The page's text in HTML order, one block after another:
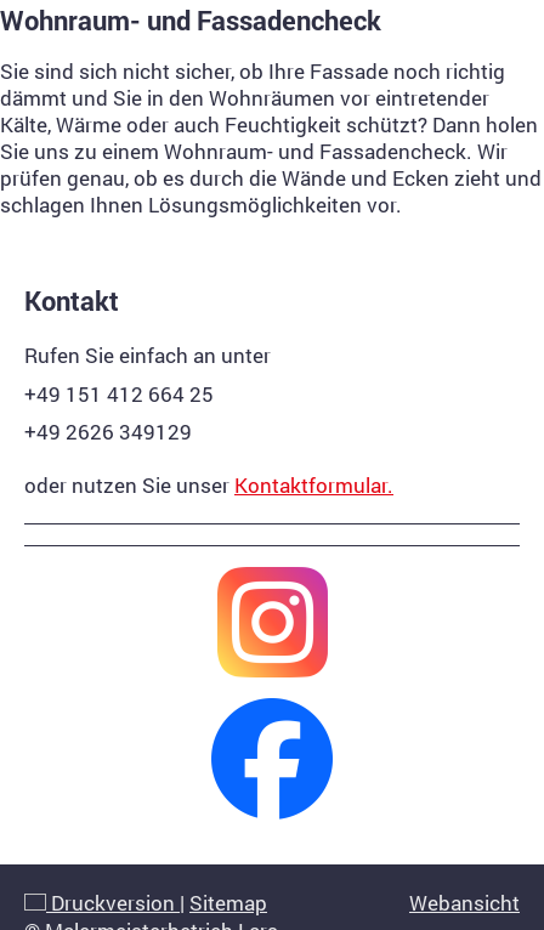
Wohnraum- und Fassadencheck
Sie sind sich nicht sicher, ob Ihre Fassade noch richtig
dämmt und Sie in den Wohnräumen vor eintretender
Kälte, Wärme oder auch Feuchtigkeit schützt? Dann holen
Sie uns zu einem Wohnraum- und Fassadencheck. Wir
prüfen genau, ob es durch die Wände und Ecken zieht und
schlagen Ihnen Lösungsmöglichkeiten vor.
Kontakt
Rufen Sie einfach an unter
+49 151 412 664 25
+49 2626 349129
oder nutzen Sie unser Kontaktformular.
Druckversion | Sitemap
Webansicht